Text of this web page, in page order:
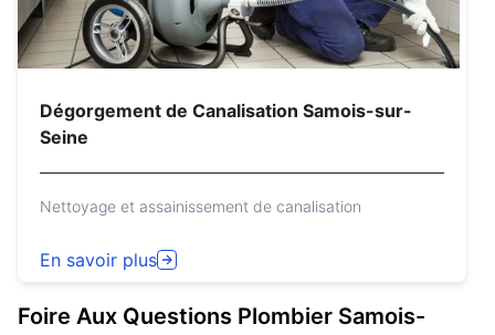
Dégorgement de Canalisation Samois-sur-
Seine
Nettoyage et assainissement de canalisation
En savoir plus
Foire Aux Questions Plombier Samois-